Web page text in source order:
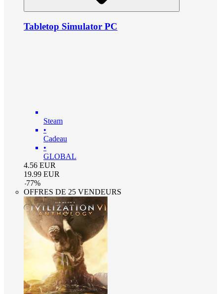
Tabletop Simulator PC
Steam
•
Cadeau
•
GLOBAL
4.56 EUR
19.99 EUR
-77%
OFFRES DE 25 VENDEURS